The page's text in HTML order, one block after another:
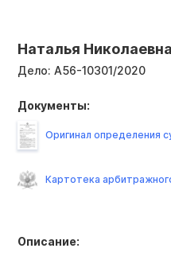
Наталья
Дело: А56-10301/2020
Описание:
Документы:
Оригинал определения
Картотека